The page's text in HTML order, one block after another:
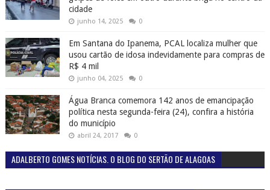
cidade
junho 14, 2025 0
Em Santana do Ipanema, PCAL localiza mulher que
usou cartão de idosa indevidamente para compras de
R$ 4 mil
junho 04, 2025 0
Água Branca comemora 142 anos de emancipação
política nesta segunda-feira (24), confira a história
do município
abril 24, 2017 0
ADALBERTO GOMES NOTÍCIAS. O BLOG DO SERTÃO DE ALAGOAS